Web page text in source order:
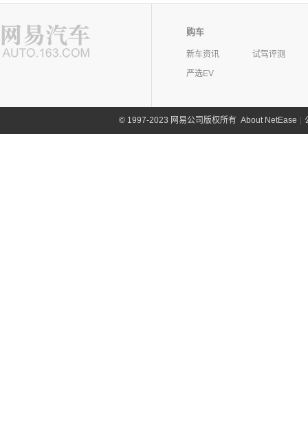
购车
新车资讯
试驾评测
严选EV
©1997-2023 网易公司版权所有 About NetEase